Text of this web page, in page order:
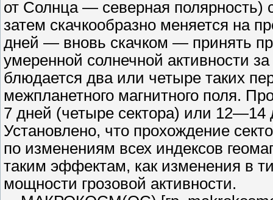
от Солнца — северная полярность)
затем скачкообразно меняется на
дней — вновь скачком — принять
умеренной солнечной активности
блюдается два или четыре таких
межпланетного магнитного поля.
7 дней (четыре сектора) или 12—14
Установлено, что прохождение
по изменениям всех индексов
таким эффектам, как измене­ния в
мощности грозовой активности.